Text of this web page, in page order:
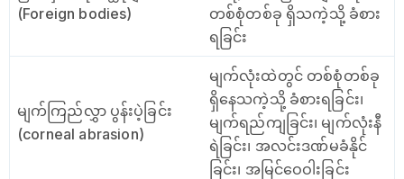
(Foreign bodies)
တစ်စုံတစ်ခု ရှိသကဲ့သို့ ခံစား
ရခြင်း
မျက်ကြည်လွှာ ပွန်းပဲ့ခြင်း
(corneal abrasion)
မျက်လုံးထဲတွင် တစ်စုံတစ်ခု
ရှိနေသကဲ့သို့ ခံစားရခြင်း၊
မျက်ရည်ကျခြင်း၊ မျက်လုံးနီ
ရဲခြင်း၊ အလင်းဒဏ်မခံနိုင်
ခြင်း၊ အမြင်ဝေဝါးခြင်း